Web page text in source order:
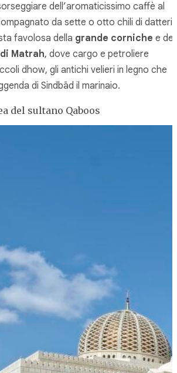
dell’aromaticissimo caffè al
da sette o otto chili di datteri,
favolosa della grande corniche e del
Matrah, dove cargo e petroliere
dhow, gli antichi velieri in legno che
di Sindbād il marinaio.
del sultano Qaboos